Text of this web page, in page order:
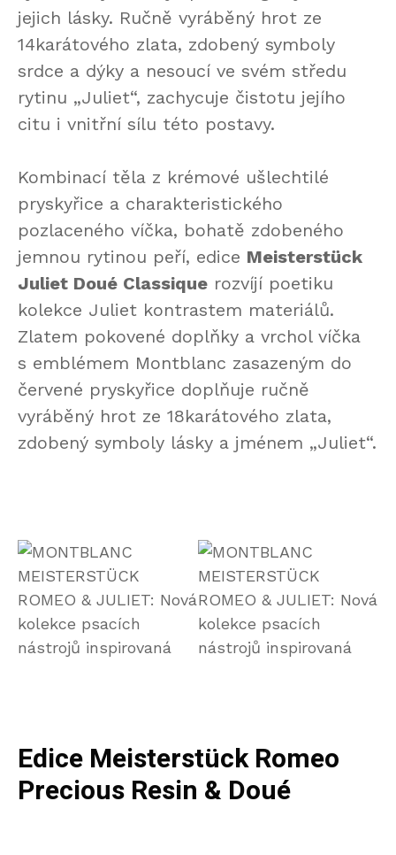
jejich lásky. Ručně vyráběný hrot ze
14karátového zlata, zdobený symboly
srdce a dýky a nesoucí ve svém středu
rytinu „Juliet“, zachycuje čistotu jejího
citu i vnitřní sílu této postavy.
Kombinací těla z krémové ušlechtilé
pryskyřice a charakteristického
pozlaceného víčka, bohatě zdobeného
jemnou rytinou peří, edice Meisterstück
Juliet Doué Classique rozvíjí poetiku
kolekce Juliet kontrastem materiálů.
Zlatem pokovené doplňky a vrchol víčka
s emblémem Montblanc zasazeným do
červené pryskyřice doplňuje ručně
vyráběný hrot ze 18karátového zlata,
zdobený symboly lásky a jménem „Juliet“.
Edice Meisterstück Romeo
Precious Resin & Doué